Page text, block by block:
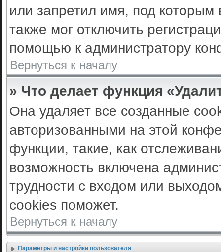
или запретил имя, под которым
также мог отключить
помощью к администратору
Вернуться к началу
» Что делает функция
Она удаляет все созданные
авторизованными на этой
функции, такие, как
возможность включена
трудности с входом или
cookies поможет.
Вернуться к началу
Параметры и настройки пользователя